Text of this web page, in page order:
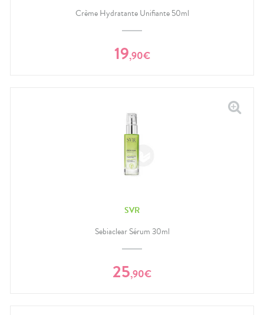
Crème Hydratante Unifiante 50ml
19,90€
SVR
Sebiaclear Sérum 30ml
25,90€